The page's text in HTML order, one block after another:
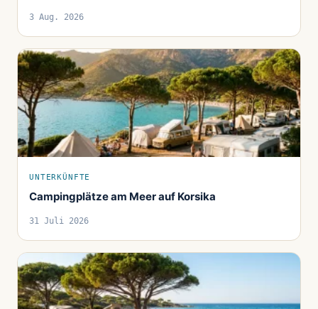
3 Aug. 2026
UNTERKÜNFTE
Campingplätze am Meer auf Korsika
31 Juli 2026